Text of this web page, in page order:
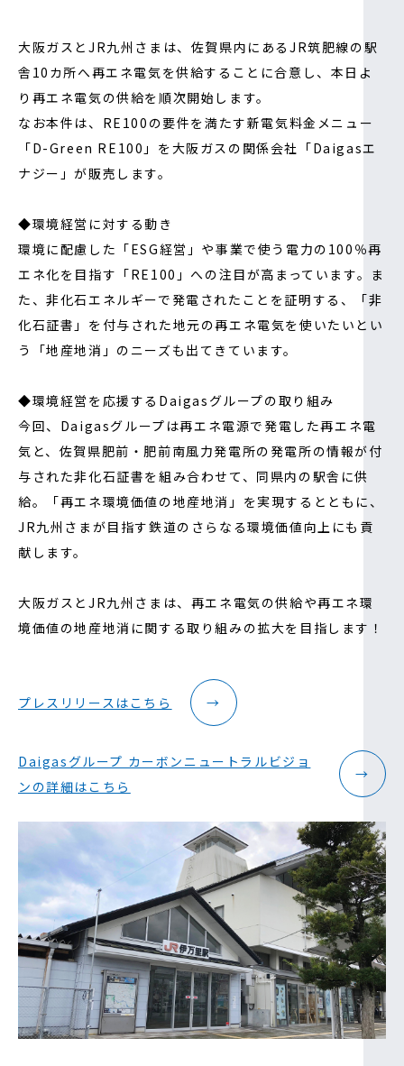
ソーシャルメディア一覧
大阪ガスとJR九州さまは、佐賀県内にあるJR筑肥線の駅
舎10カ所へ再エネ電気を供給することに合意し、本日よ
り再エネ電気の供給を順次開始します。
なお本件は、RE100の要件を満たす新電気料金メニュー
「D-Green RE100」を大阪ガスの関係会社「Daigasエ
ナジー」が販売します。
◆環境経営に対する動き
環境に配慮した「ESG経営」や事業で使う電力の100％再
エネ化を目指す「RE100」への注目が高まっています。ま
た、非化石エネルギーで発電されたことを証明する、「非
化石証書」を付与された地元の再エネ電気を使いたいとい
う「地産地消」のニーズも出てきています。
◆環境経営を応援するDaigasグループの取り組み
今回、Daigasグループは再エネ電源で発電した再エネ電
気と、佐賀県肥前・肥前南風力発電所の発電所の情報が付
与された非化石証書を組み合わせて、同県内の駅舎に供
給。「再エネ環境価値の地産地消」を実現するとともに、
JR九州さまが目指す鉄道のさらなる環境価値向上にも貢
献します。
大阪ガスとJR九州さまは、再エネ電気の供給や再エネ環
境価値の地産地消に関する取り組みの拡大を目指します！
プレスリリースはこちら →
Daigasグループ カーボンニュートラルビジョ
ンの詳細はこちら
→